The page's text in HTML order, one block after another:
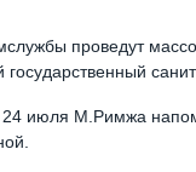
проведут
государственный
июля М.Римжа